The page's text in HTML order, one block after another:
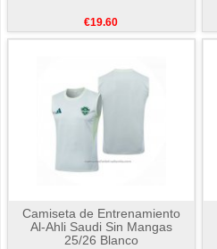
€19.60
Camiseta de Entrenamiento
Al-Ahli Saudi Sin Mangas
25/26 Blanco